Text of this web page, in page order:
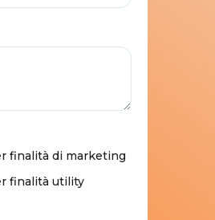
finalità di marketing
finalità utility